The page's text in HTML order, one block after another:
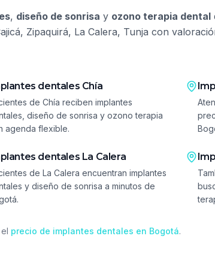
, diseño de sonrisa y ozono terapia dental
Zipaquirá, La Calera, Tunja con
dentales Chía
de Chía reciben implantes
diseño de sonrisa y ozono terapia
agenda flexible.
dentales La Calera
de La Calera encuentran implantes
y diseño de sonrisa a minutos de
precio de implantes dentales en Bogotá.